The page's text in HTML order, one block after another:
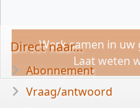
Werk samen in uw
Laat weten
Direct naar...
Abonnement
Vraag/antwoord